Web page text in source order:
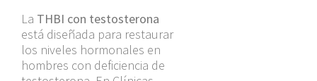
La THBI con testosterona
está diseñada para restaurar
los niveles hormonales en
hombres con deficiencia de